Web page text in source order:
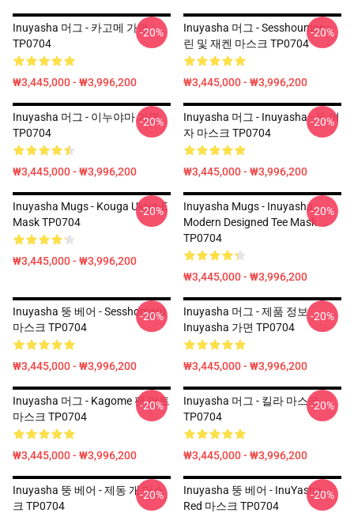
Inuyasha 머그 - 카고메 가면
TP0704
₩3,445,000 - ₩3,996,200
-20%
Inuyasha 머그 - Sesshoumaru,
린 및 재켄 마스크 TP0704
₩3,445,000 - ₩3,996,200
-20%
Inuyasha 머그 - 이누야마 가면
TP0704
₩3,445,000 - ₩3,996,200
-20%
Inuyasha 머그 - Inuyasha - 두 여
자 마스크 TP0704
₩3,445,000 - ₩3,996,200
-20%
Inuyasha Mugs - Kouga Ukiyo-E
Mask TP0704
₩3,445,000 - ₩3,996,200
-20%
Inuyasha Mugs - Inuyasha
Modern Designed Tee Mask
TP0704
₩3,445,000 - ₩3,996,200
-20%
Inuyasha 뚱 베어 - Sesshomaru
마스크 TP0704
₩3,445,000 - ₩3,996,200
-20%
Inuyasha 머그 - 제품 정보
Inuyasha 가면 TP0704
₩3,445,000 - ₩3,996,200
-20%
Inuyasha 머그 - Kagome 팬 아트
마스크 TP0704
₩3,445,000 - ₩3,996,200
-20%
Inuyasha 머그 - 킬라 마스크
TP0704
₩3,445,000 - ₩3,996,200
-20%
Inuyasha 뚱 베어 - 제동 개 마스
크 TP0704
-20%
Inuyasha 뚱 베어 - InuYasha-
Red 마스크 TP0704
-20%